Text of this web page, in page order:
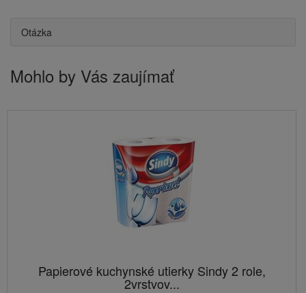
Otázka
Mohlo by Vás zaujímať
Papierové kuchynské utierky Sindy 2 role,
2vrstvov...